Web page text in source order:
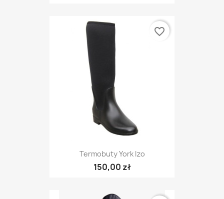
Termobuty York Izo
150,00 zł
favorite_border